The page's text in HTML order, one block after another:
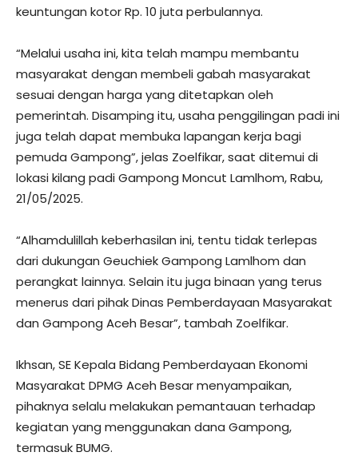
keuntungan kotor Rp. 10 juta perbulannya.
“Melalui usaha ini, kita telah mampu membantu
masyarakat dengan membeli gabah masyarakat
sesuai dengan harga yang ditetapkan oleh
pemerintah. Disamping itu, usaha penggilingan padi ini
juga telah dapat membuka lapangan kerja bagi
pemuda Gampong”, jelas Zoelfikar, saat ditemui di
lokasi kilang padi Gampong Moncut Lamlhom, Rabu,
21/05/2025.
“Alhamdulillah keberhasilan ini, tentu tidak terlepas
dari dukungan Geuchiek Gampong Lamlhom dan
perangkat lainnya. Selain itu juga binaan yang terus
menerus dari pihak Dinas Pemberdayaan Masyarakat
dan Gampong Aceh Besar”, tambah Zoelfikar.
Ikhsan, SE Kepala Bidang Pemberdayaan Ekonomi
Masyarakat DPMG Aceh Besar menyampaikan,
pihaknya selalu melakukan pemantauan terhadap
kegiatan yang menggunakan dana Gampong,
termasuk BUMG.